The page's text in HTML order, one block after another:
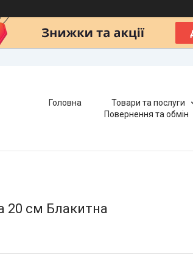
Головна Товари та послуги
Повернення та обмін
20 см Блакитна